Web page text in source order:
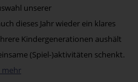
unserer
dieses Jahr wieder ein klares
Kindergenerationen aushält
(Spiel-)aktivitäten schenkt.
... mehr